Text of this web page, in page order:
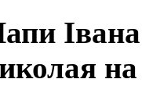
на